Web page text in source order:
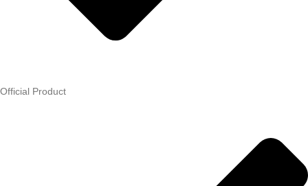
Official Product